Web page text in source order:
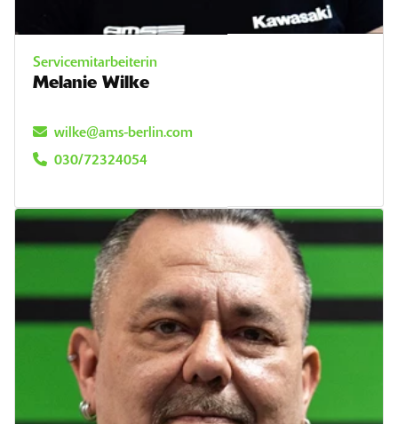
Servicemitarbeiterin
Melanie Wilke
wilke@ams-berlin.com
030/72324054